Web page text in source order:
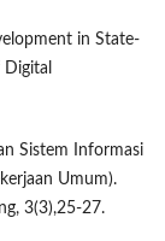
in State-
Sistem Informasi
Umum).
3(3),25-27.